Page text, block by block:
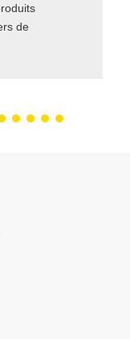
conception, la